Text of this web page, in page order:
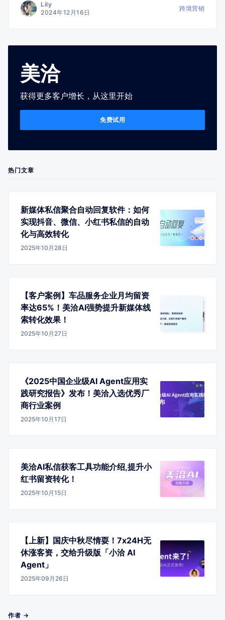
Lily
2024年12月16日
跨境营销
美洽
获得更多客户增长，从这里开始
免费试用
热门文章
新媒体私信聚合自动回复软件：如何
实现抖音、微信、小红书私信的自动
化与高效转化
2025年10月28日
【客户案例】车品服务企业月均留资
率达65%！美洽AI强势提升新媒体线
索转化效果！
2025年10月27日
《2025中国企业级AI Agent应用实
践研究报告》发布！美洽入选优秀厂
商行业案例
2025年10月17日
美洽AI私信获客工具功能介绍,提升小
红书留资转化！
2025年10月15日
【上新】国庆中秋尽情耍！7x24H无
休涨客资，交给升级版「小洽 AI
Agent」
2025年09月26日
作者 →